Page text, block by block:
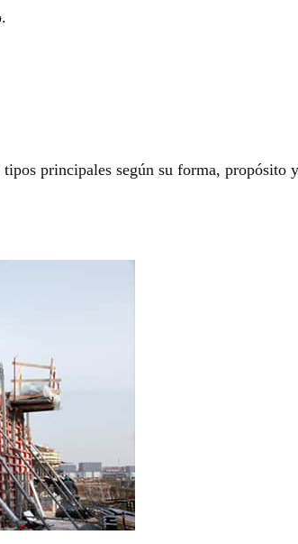
principales según su forma, propósito